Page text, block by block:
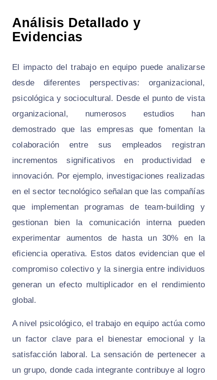
Análisis Detallado y
Evidencias
El impacto del trabajo en equipo puede analizarse
desde diferentes perspectivas: organizacional,
psicológica y sociocultural. Desde el punto de vista
organizacional, numerosos estudios han
demostrado que las empresas que fomentan la
colaboración entre sus empleados registran
incrementos significativos en productividad e
innovación. Por ejemplo, investigaciones realizadas
en el sector tecnológico señalan que las compañías
que implementan programas de team-building y
gestionan bien la comunicación interna pueden
experimentar aumentos de hasta un 30% en la
eficiencia operativa. Estos datos evidencian que el
compromiso colectivo y la sinergia entre individuos
generan un efecto multiplicador en el rendimiento
global.
A nivel psicológico, el trabajo en equipo actúa como
un factor clave para el bienestar emocional y la
satisfacción laboral. La sensación de pertenecer a
un grupo, donde cada integrante contribuye al logro